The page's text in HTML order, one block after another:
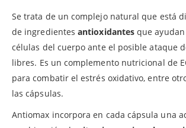
Se trata de un complejo natural que está
de ingredientesantioxidantes que
células del cuerpo ante el posible ataque
libres. Es un complemento nutricional de
para combatir el estrés oxidativo, entre
las cápsulas.
Antiomax incorpora en cada cápsula una